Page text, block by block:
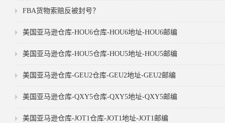
FBA货物索赔反被封号？
美国亚马逊仓库-HOU6仓库-HOU6地址-HOU6邮编
美国亚马逊仓库-HOU5仓库-HOU5地址-HOU5邮编
美国亚马逊仓库-GEU2仓库-GEU2地址-GEU2邮编
美国亚马逊仓库-QXY5仓库-QXY5地址-QXY5邮编
美国亚马逊仓库-JOT1仓库-JOT1地址-JOT1邮编